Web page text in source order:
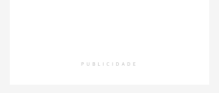
PUBLICIDADE